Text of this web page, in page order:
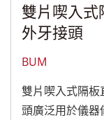
雙片喫入式
外牙接頭
BUM
雙片喫入式隔板
頭廣泛用於儀器